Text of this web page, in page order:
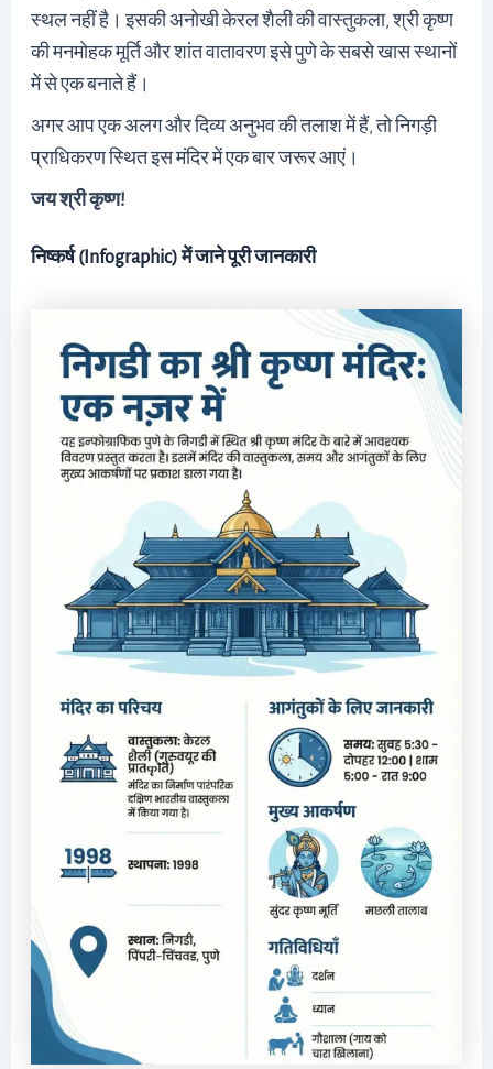
स्थल नहीं है। इसकी अनोखी केरल शैली की वास्तुकला, श्री कृष्ण
की मनमोहक मूर्ति और शांत वातावरण इसे पुणे के सबसे खास स्थानों
में से एक बनाते हैं।
अगर आप एक अलग और दिव्य अनुभव की तलाश में हैं, तो निगड़ी
प्राधिकरण स्थित इस मंदिर में एक बार जरूर आएं।
जय श्री कृष्ण!
निष्कर्ष (Infographic) में जाने पूरी जानकारी